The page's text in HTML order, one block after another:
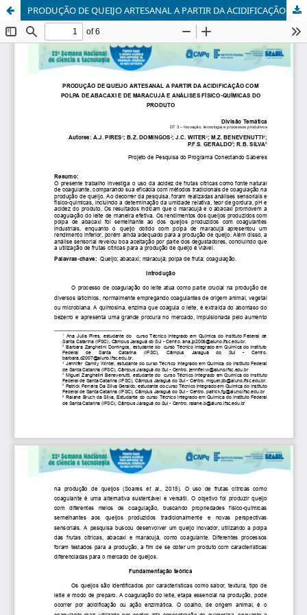
PRODUÇÃO DE QUEIJO ARTESANAL A PARTIR DA ACIDIFICAÇÃO COM POLPA DE ABACAXI E DE MARACUJÁ E ANÁLISES FÍSICO-QUÍMICAS DO PRODUTO